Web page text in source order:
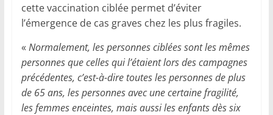
cette vaccination ciblée permet d’éviter
l’émergence de cas graves chez les plus fragiles.
« Normalement, les personnes ciblées sont les mêmes
personnes que celles qui l’étaient lors des campagnes
précédentes, c’est-à-dire toutes les personnes de plus
de 65 ans, les personnes avec une certaine fragilité,
les femmes enceintes, mais aussi les enfants dès six